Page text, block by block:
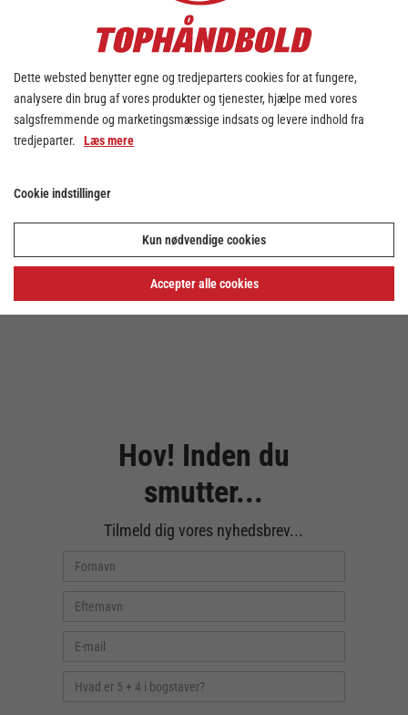
Hov! Inden du
smutter...
Tilmeld dig vores nyhedsbrev...
Dette websted benytter egne og tredjeparters cookies for at fungere,
analysere din brug af vores produkter og tjenester, hjælpe med vores
salgsfremmende og marketingsmæssige indsats og levere indhold fra
tredjeparter. Læs mere
Cookie indstillinger
Kun nødvendige cookies
Accepter alle cookies